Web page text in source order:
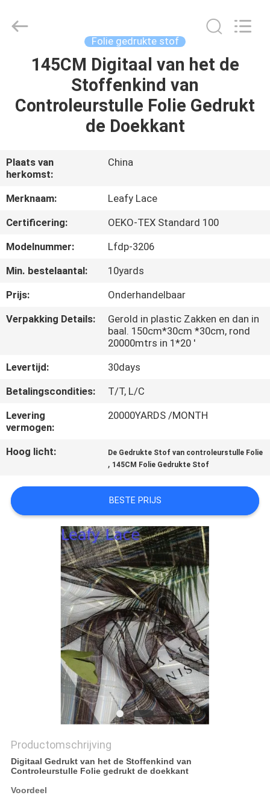
THUIS
PRODUCTEN
ONS
FABRIEKSREIS
KWALITEITSCONTROLE
CONTACTEER
ONS
VRAAG
EEN
OFFERTE
AAN
PRIVACYBELEID
Ltd..
Folie gedrukte stof
145CM Digitaal van het de
Stoffenkind van
Controleurstulle Folie Gedrukt
de Doekkant
Plaats van
herkomst:
China
Merknaam:
Leafy Lace
Certificering:
OEKO-TEX Standard 100
Modelnummer:
Lfdp-3206
Min. bestelaantal:
10yards
Prijs:
Onderhandelbaar
Verpakking Details:
Gerold in plastic Zakken en dan in
baal. 150cm*30cm *30cm, rond
20000mtrs in 1*20 '
Levertijd:
30days
Betalingscondities:
T/T, L/C
Levering
vermogen:
20000YARDS /MONTH
Hoog licht: De Gedrukte Stof van controleurstulle Folie
, 145CM Folie Gedrukte Stof
BESTE PRIJS
Productomschrijving
Digitaal Gedrukt van het de Stoffenkind van
Controleurstulle Folie gedrukt de doekkant
Voordeel